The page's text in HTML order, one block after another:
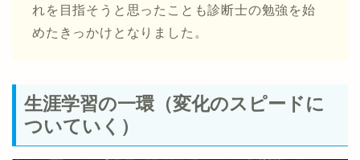
れを目指そうと思ったことも診断士の勉強を始
めたきっかけとなりました。
生涯学習の一環（変化のスピードに
ついていく）